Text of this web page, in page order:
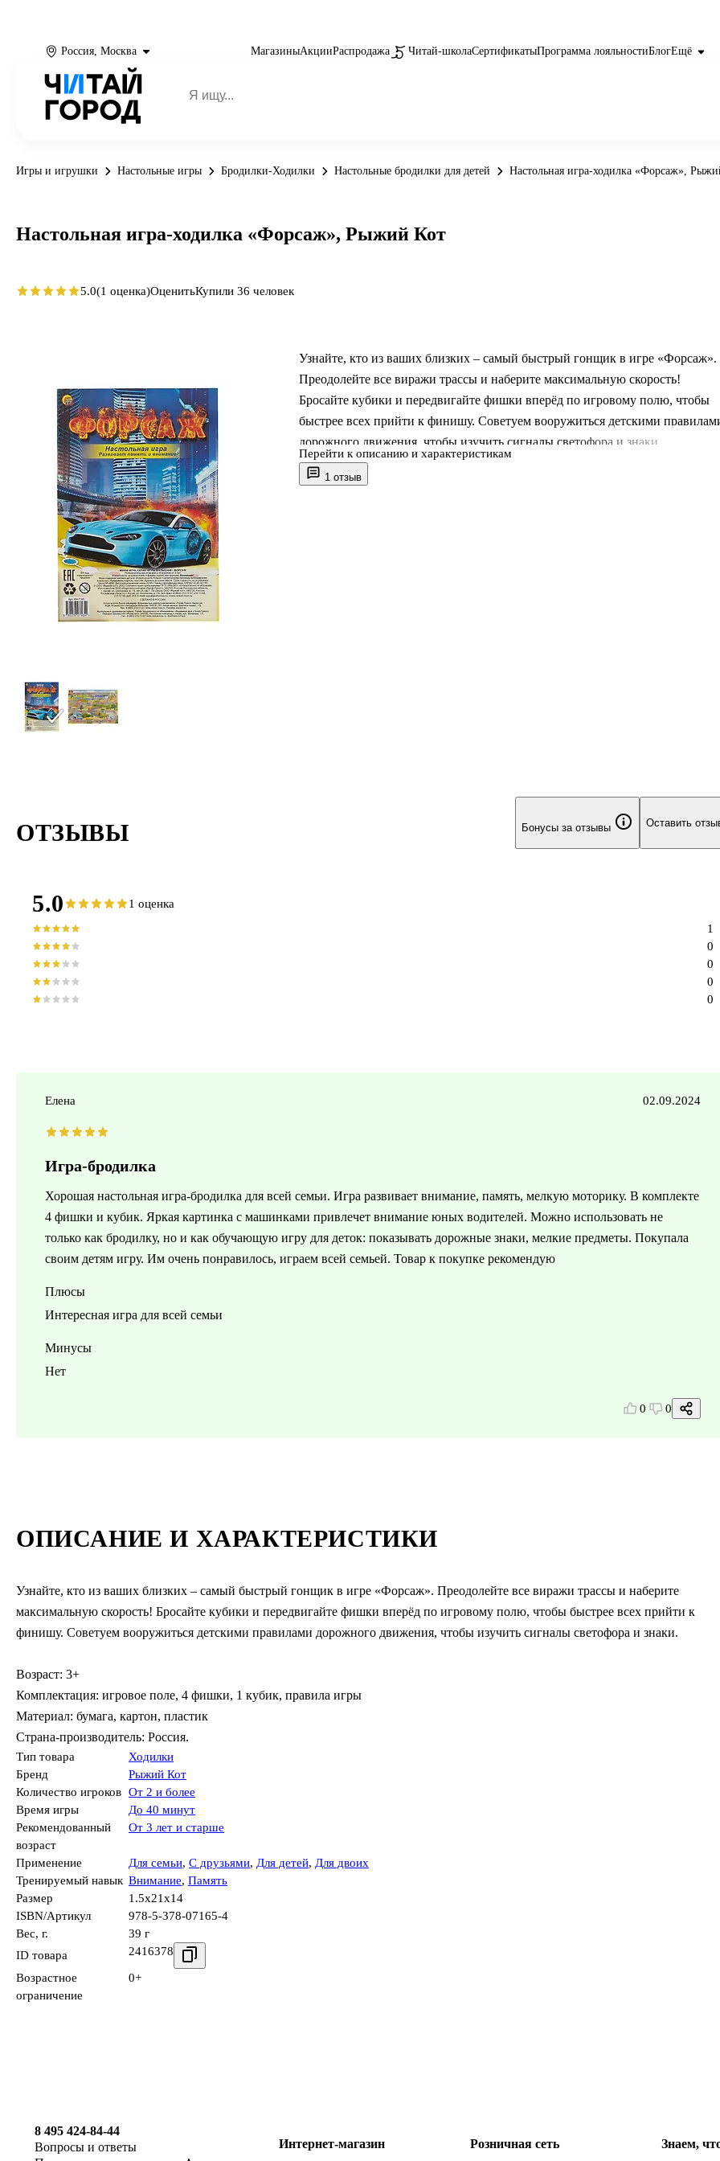
Россия, Москва МагазиныАкцииРаспродажа Читай-школаСертификатыПрограмма лояльностиБлогЕщё
Игры и игрушки Настольные игры Бродилки-Ходилки Настольные бродилки для детей Настольная игра-ходилка «Форсаж»,
1 отзыв
Узнайте, кто из ваших близких – самый быстрый гонщик в игре «Форсаж».
Преодолейте все виражи трассы и наберите максимальную скорость!
Бросайте кубики и передвигайте фишки вперёд по игровому полю, чтобы
быстрее всех прийти к финишу. Советуем вооружиться детскими
дорожного движения, чтобы изучить сигналы светофора и знаки.
Возраст: 3+
Перейти к описанию и характеристикам
Настольная игра-ходилка «Форсаж», Рыжий Кот
5.0(1 оценка)ОценитьКупили 36 человек
ОПИСАНИЕ И ХАРАКТЕРИСТИКИ
Узнайте, кто из ваших близких – самый быстрый гонщик в игре «Форсаж». Преодолейте все виражи трассы и наберите
максимальную скорость! Бросайте кубики и передвигайте фишки вперёд по игровому полю, чтобы быстрее всех прийти к
финишу. Советуем вооружиться детскими правилами дорожного движения, чтобы изучить сигналы светофора и знаки.
Возраст: 3+
Комплектация: игровое поле, 4 фишки, 1 кубик, правила игры
Материал: бумага, картон, пластик
Страна-производитель: Россия.
Тип товара
Ходилки
Бренд
Рыжий Кот
Количество игроков От 2 и более
Время игры
До 40 минут
Рекомендованный
возраст
От 3 лет и старше
Применение Для семьи, С друзьями, Для детей, Для двоих
Тренируемый навык Внимание, Память
Размер
1.5x21x14
ISBN/Артикул
978-5-378-07165-4
Вес, г.
39 г
ID товара
2416378
Возрастное
ограничение
0+
ОТЗЫВЫ Бонусы за отзывы Оставить
5.0 1 оценка
0
0
0
0
1
Елена 02.09.2024
Игра-бродилка
Хорошая настольная игра-бродилка для всей семьи. Игра развивает внимание, память, мелкую моторику. В комплекте
4 фишки и кубик. Яркая картинка с машинками привлечет внимание юных водителей. Можно использовать не
только как бродилку, но и как обучающую игру для деток: показывать дорожные знаки, мелкие предметы. Покупала
своим детям игру. Им очень понравилось, играем всей семьей. Товар к покупке рекомендую
Плюсы
Интересная игра для всей семьи
Минусы
Нет
0 0
8 495 424-84-44
Вопросы и ответы
Интернет-магазин Розничная сеть Знаем,